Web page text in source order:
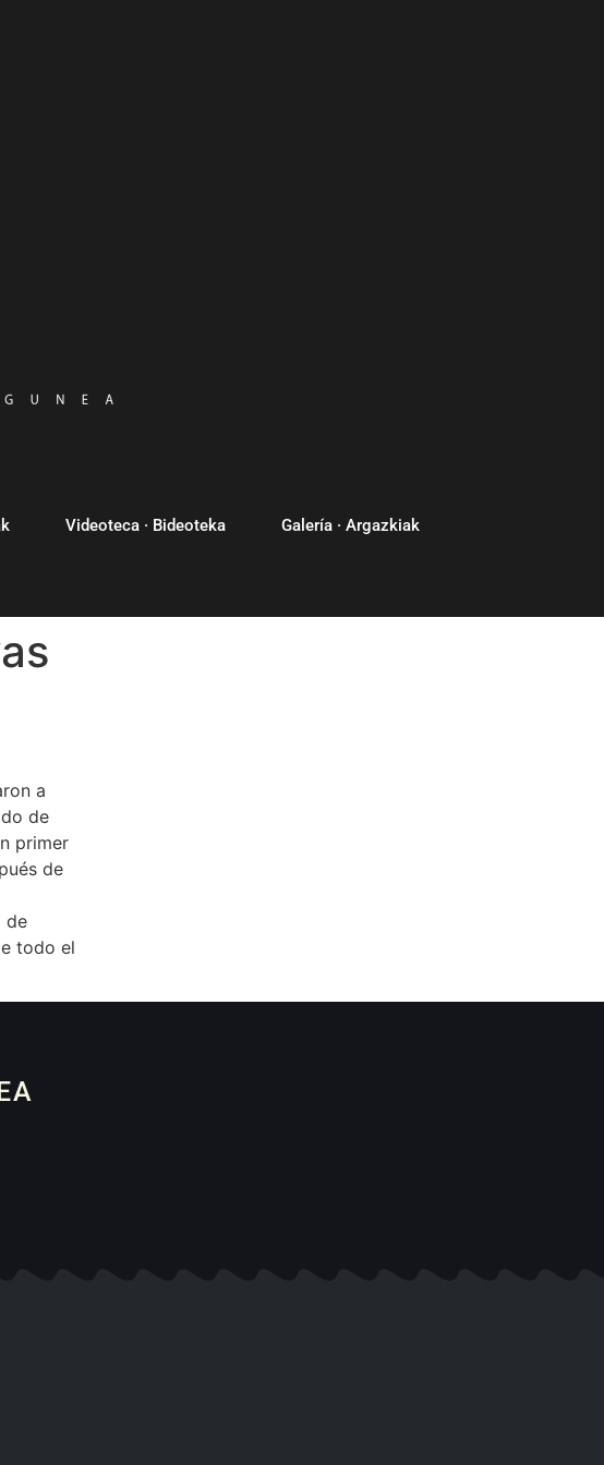
Videoteca · Bideoteka Galería · Argazkiak
a
de
primer
de
de
todo el